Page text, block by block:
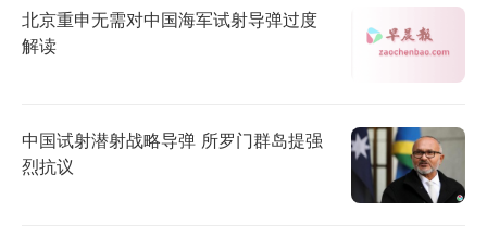
北京重申无需对中国海军试射导弹过度
解读
中国试射潜射战略导弹 所罗门群岛提强
烈抗议